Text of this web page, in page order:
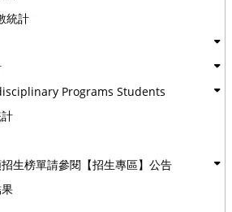
統計
Programs Students
生榜單請參閱【招生專區】公告